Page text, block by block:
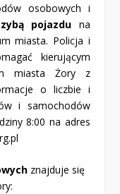
osobowych i
pojazdu na
miasta. Policja i
kierującym
miasta Żory z
o liczbie i
i samochodów
8:00 na adres
znajduje się